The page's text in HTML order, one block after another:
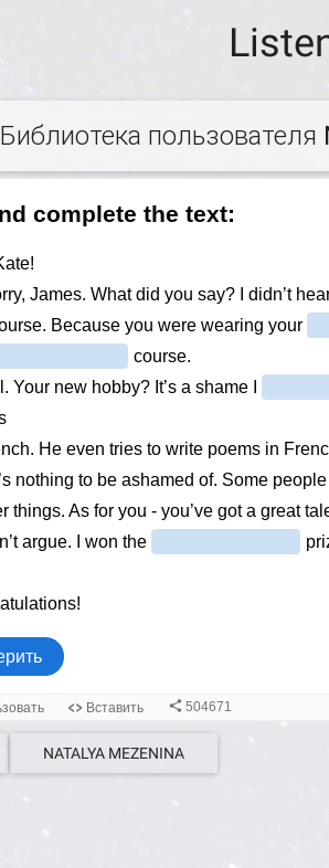
Библиотека
NATALYA MEZENINA